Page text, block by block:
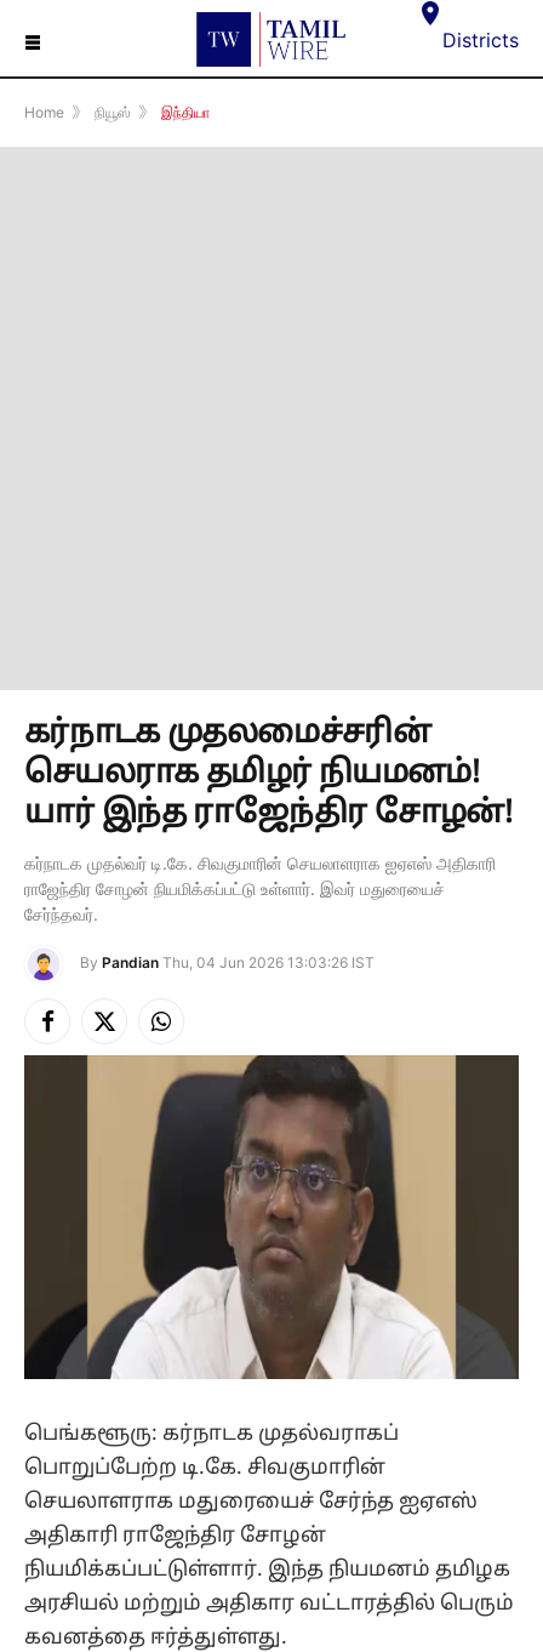
☰ Districts
Home 》 நியூஸ் 》 இந்தியா
கர்நாடக முதலமைச்சரின்
செயலராக தமிழர் நியமனம்!
யார் இந்த ராஜேந்திர சோழன்!
கர்நாடக முதல்வர் டி.கே. சிவகுமாரின் செயலாளராக ஐஏஎஸ் அதிகாரி
ராஜேந்திர சோழன் நியமிக்கப்பட்டு உள்ளார். இவர் மதுரையைச்
சேர்ந்தவர்.
By Pandian Thu, 04 Jun 2026 13:03:26 IST
Facebook
X
(Twitter)
Instagram
பெங்களூரு: கர்நாடக முதல்வராகப்
பொறுப்பேற்ற டி.கே. சிவகுமாரின்
செயலாளராக மதுரையைச் சேர்ந்த ஐஏஎஸ்
அதிகாரி ராஜேந்திர சோழன்
நியமிக்கப்பட்டுள்ளார். இந்த நியமனம் தமிழக
அரசியல் மற்றும் அதிகார வட்டாரத்தில் பெரும்
கவனத்தை ஈர்த்துள்ளது.